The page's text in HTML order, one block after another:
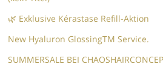
🌿 Exklusive Kérastase Refill-Aktion
New Hyaluron GlossingTM​ Service.​
SUMMERSALE BEI